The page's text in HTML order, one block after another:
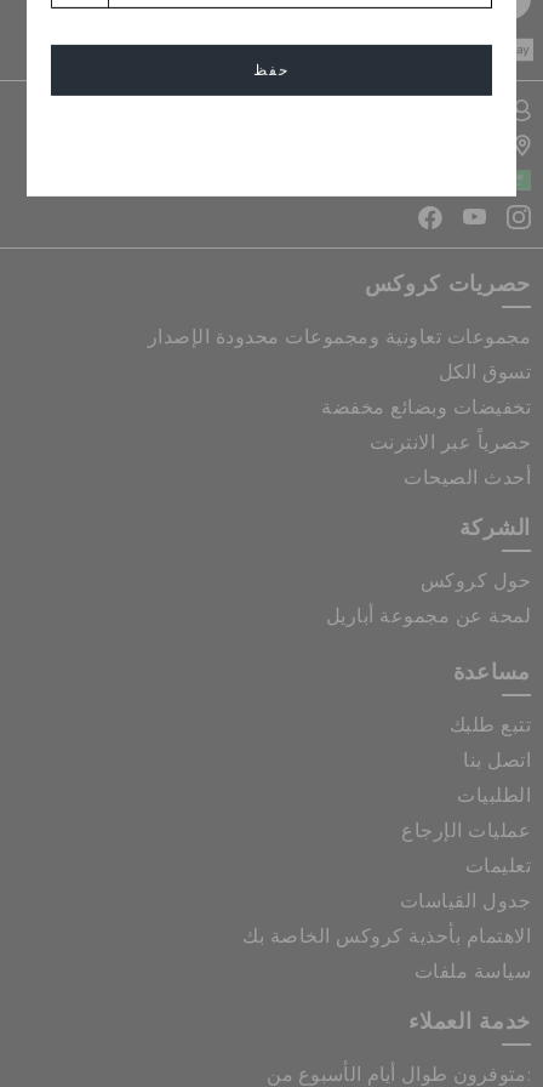
حفظ
CASH ON
حصريات كروكس
مجموعات تعاونية ومجموعات محدودة الإصدار
تسوق الكل
تخفيضات وبضائع مخفضة
حصرياً عبر الانترنت
أحدث الصيحات
الشركة
حول كروكس
لمحة عن مجموعة أباريل
مساعدة
تتبع طلبك
اتصل بنا
الطلبيات
عمليات الإرجاع
تعليمات
جدول القياسات
الاهتمام بأحذية كروكس الخاصة بك
سياسة ملفات
خدمة العملاء
متوفرون طوال أيام الأسبوع من: